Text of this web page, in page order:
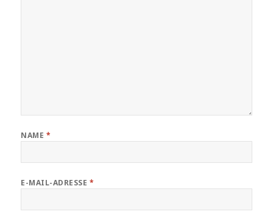
NAME *
E-MAIL-ADRESSE *